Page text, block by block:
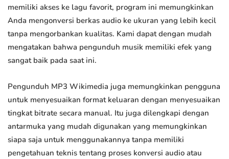
memiliki akses ke lagu favorit, program ini memungkinkan
Anda mengonversi berkas audio ke ukuran yang lebih kecil
tanpa mengorbankan kualitas. Kami dapat dengan mudah
mengatakan bahwa pengunduh musik memiliki efek yang
sangat baik pada saat ini.
Pengunduh MP3 Wikimedia juga memungkinkan pengguna
untuk menyesuaikan format keluaran dengan menyesuaikan
tingkat bitrate secara manual. Itu juga dilengkapi dengan
antarmuka yang mudah digunakan yang memungkinkan
siapa saja untuk menggunakannya tanpa memiliki
pengetahuan teknis tentang proses konversi audio atau